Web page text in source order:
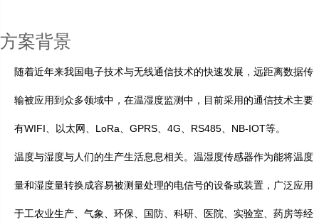
方案背景
随着近年来我国电子技术与无线通信技术的快速发展，远距离数据传
输被应用到众多领域中，在温湿度监测中，目前采用的通信技术主要
有WIFI、以太网、LoRa、GPRS、4G、RS485、NB-IOT等。
温度与湿度与人们的生产生活息息相关。温湿度传感器作为能将温度
量和湿度量转换成容易被测量处理的电信号的设备或装置，广泛应用
于工农业生产、气象、环保、国防、科研、医院、实验室、药房等经